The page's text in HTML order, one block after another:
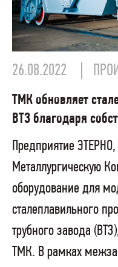
26.08.2022
ТМК обновляет
ВТЗ благодаря
Предприятие
Металлургическую
оборудование для
сталеплавильного
трубного завода
ТМК. В рамках